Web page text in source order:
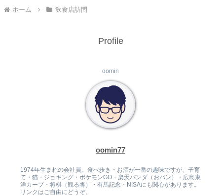
ホーム 飲食店訪問
Profile
oomin
oomin77
1974年生まれの会社員。食べ歩き・お酒が一番の趣味ですが、子育
て・猫・ジョギング・ポケモンGO・楽天パンダ（おパン）・広島東
洋カープ・将棋（観る将）・有馬記念・NISAにも関心があります。
リンクはご自由にどうぞ。